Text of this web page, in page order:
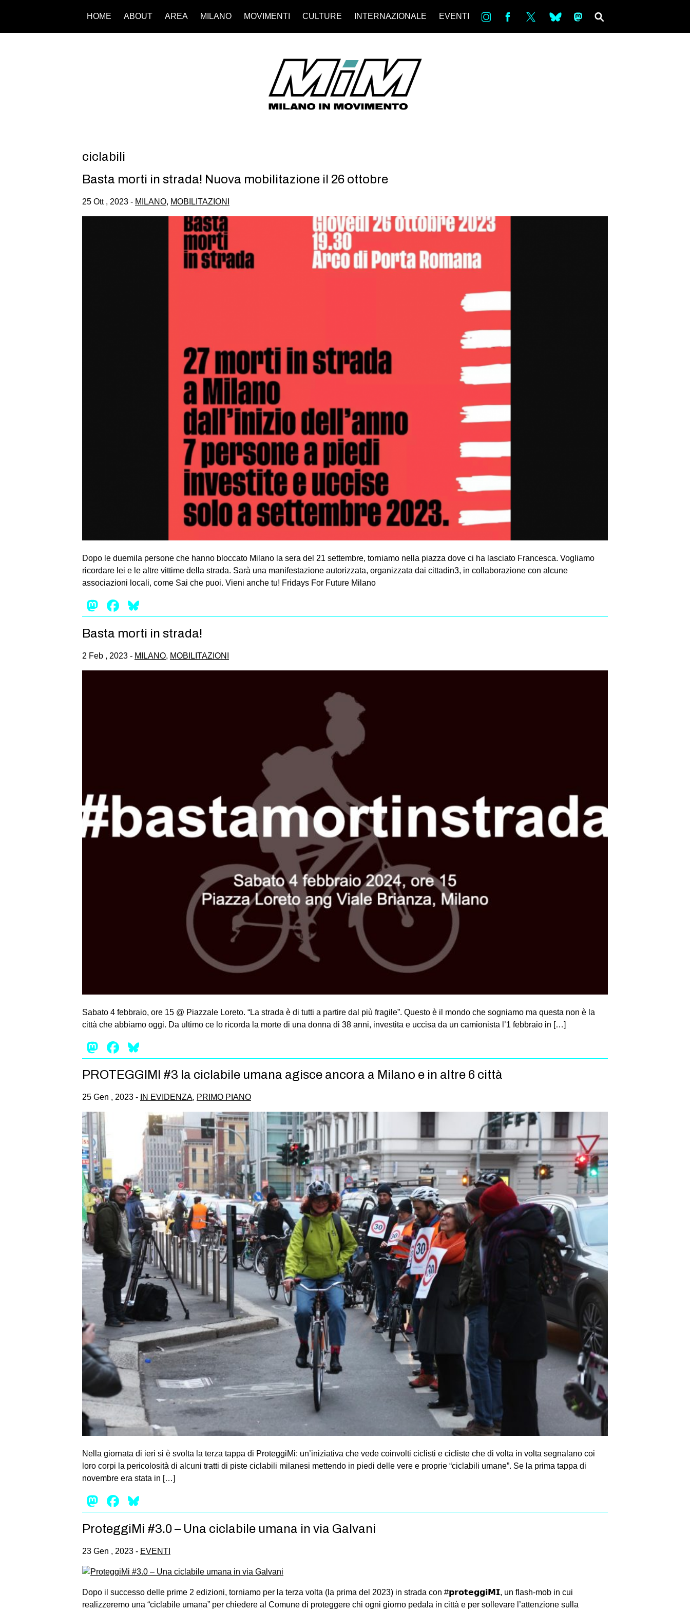
HOME ABOUT AREA MILANO MOVIMENTI CULTURE INTERNAZIONALE EVENTI in bsky ms
ciclabili
Basta morti in strada! Nuova mobilitazione il 26 ottobre
25 Ott , 2023 - MILANO, MOBILITAZIONI
Dopo le duemila persone che hanno bloccato Milano la sera del 21 settembre, torniamo nella piazza dove ci ha lasciato Francesca. Vogliamo
ricordare lei e le altre vittime della strada. Sarà una manifestazione autorizzata, organizzata dai cittadin3, in collaborazione con alcune
associazioni locali, come Sai che puoi. Vieni anche tu! Fridays For Future Milano
Mastodon
Facebook
Basta morti in strada!
2 Feb , 2023 - MILANO, MOBILITAZIONI
Sabato 4 febbraio, ore 15 @ Piazzale Loreto. “La strada è di tutti a partire dal più fragile”. Questo è il mondo che sogniamo ma questa non è la
città che abbiamo oggi. Da ultimo ce lo ricorda la morte di una donna di 38 anni, investita e uccisa da un camionista l’1 febbraio in […]
Mastodon
Facebook
PROTEGGIMI #3 la ciclabile umana agisce ancora a Milano e in altre 6 città
25 Gen , 2023 - IN EVIDENZA, PRIMO PIANO
Nella giornata di ieri si è svolta la terza tappa di ProteggiMi: un’iniziativa che vede coinvolti ciclisti e cicliste che di volta in volta segnalano coi
loro corpi la pericolosità di alcuni tratti di piste ciclabili milanesi mettendo in piedi delle vere e proprie “ciclabili umane”. Se la prima tappa di
novembre era stata in […]
Mastodon
Facebook
ProteggiMi #3.0 – Una ciclabile umana in via Galvani
23 Gen , 2023 - EVENTI
Dopo il successo delle prime 2 edizioni, torniamo per la terza volta (la prima del 2023) in strada con #𝗽𝗿𝗼𝘁𝗲𝗴𝗴𝗶𝗠𝗜, un flash-mob in cui
realizzeremo una “ciclabile umana” per chiedere al Comune di proteggere chi ogni giorno pedala in città e per sollevare l’attenzione sulla